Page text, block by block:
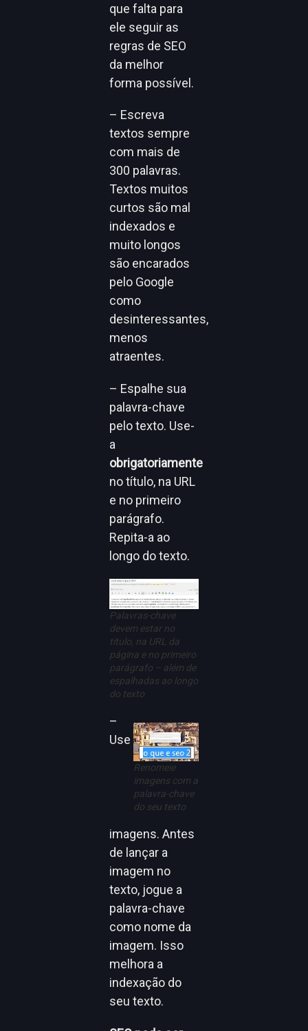
que falta para
ele seguir as
regras de SEO
da melhor
forma possível.
– Escreva
textos sempre
com mais de
300 palavras.
Textos muitos
curtos são mal
indexados e
muito longos
são encarados
pelo Google
como
desinteressantes,
menos
atraentes.
– Espalhe sua
palavra-chave
pelo texto. Use-
a
obrigatoriamente
no título, na URL
e no primeiro
parágrafo.
Repita-a ao
longo do texto.
Palavras-chave
devem estar no
título, na URL da
página e no primeiro
parágrafo – além de
espalhadas ao longo
do texto
Renomeie
imagens com a
palavra-chave
do seu texto
–
Use
imagens. Antes
de lançar a
imagem no
texto, jogue a
palavra-chave
como nome da
imagem. Isso
melhora a
indexação do
seu texto.